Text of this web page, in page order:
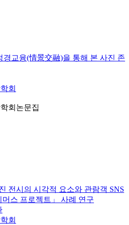
경교융(情景交融)을 통해 본 사진 존
회
회논문집
전시의 시각적 요소와 관람객 SNS
스 프로젝트」 사례 연구
회